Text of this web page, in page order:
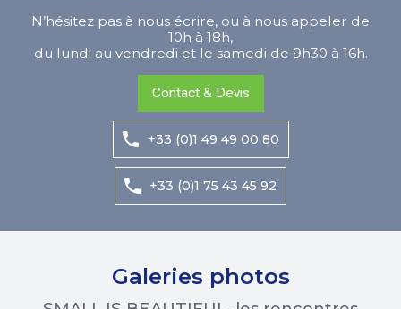
N’hésitez pas à nous écrire, ou à nous appeler de
10h à 18h,
du lundi au vendredi et le samedi de 9h30 à 16h.
Contact & Devis
+33 (0)1 49 49 00 80
+33 (0)1 75 43 45 92
Galeries photos